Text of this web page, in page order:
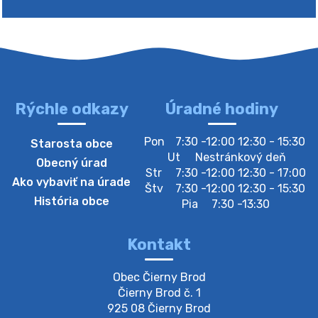
4. augusta 2026 10:05
Zberný dvor-Gyűjtőudvar
Oznamujeme obyvateľom, že v stredu 05. augusta
bude zberný dvor zatvorený. Értesítjük a lakosokat,
hogy szerdán augusztus 05-én a gyűjtőudvar zárva
lesz https://ciernybrod.sk?p=214…
Zber separovaného odpadu plastu-
Szeparált műanya…
Oznamujeme obyvateľom, že v stredu 05. augusta
Rýchle odkazy
Starosta obce
Obecný úrad
Ako vybaviť na úrade
História obce
Úradné hodiny
Pon
7:30 -12:00 12:30 - 15:30
Ut
Nestránkový deň
Str
7:30 -12:00 12:30 - 17:00
Štv
7:30 -12:00 12:30 - 15:30
Pia
7:30 -13:30
Kontakt
Obec Čierny Brod
Čierny Brod č. 1
925 08 Čierny Brod